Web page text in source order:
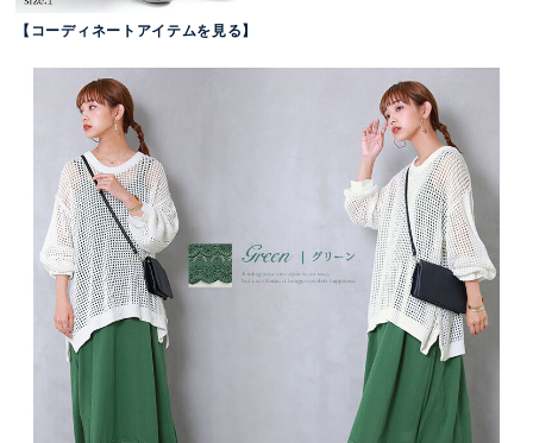
【コーディネートアイテムを見る】